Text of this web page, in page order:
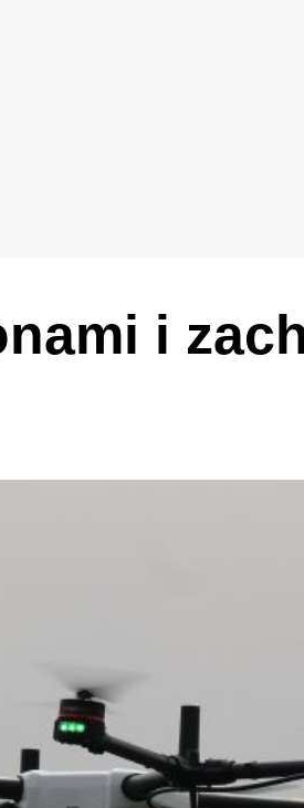
i